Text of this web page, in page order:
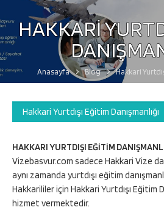
HAKKARİ
Anasayfa Blog Hakkari
HAKKARI YURTDIŞI EĞİTİM
Vizebasvur.com sadece Hakkari Vize
aynı zamanda yurtdışı eğitim
Hakkarililer için Hakkari Yurtdışı Eğitim
hizmet vermektedir.